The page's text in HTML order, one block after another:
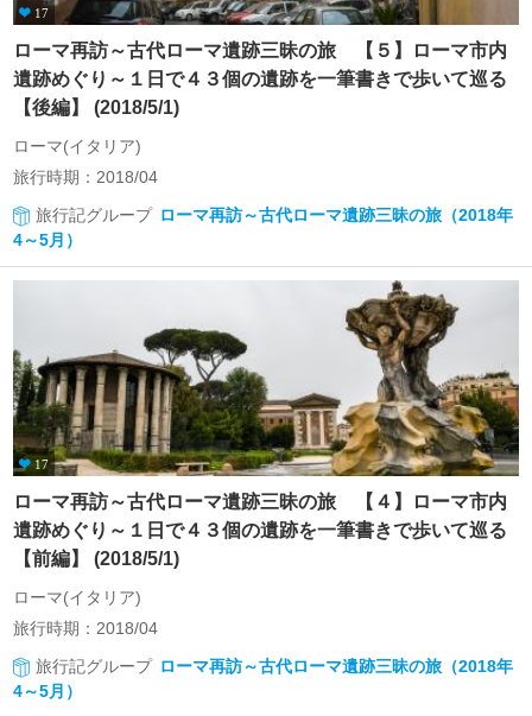
17
ローマ再訪～古代ローマ遺跡三昧の旅 【５】ローマ市内
遺跡めぐり～１日で４３個の遺跡を一筆書きで歩いて巡る
【後編】 (2018/5/1)
ローマ(イタリア)
旅行時期：2018/04
旅行記グループ ローマ再訪～古代ローマ遺跡三昧の旅（2018年
4～5月）
17
ローマ再訪～古代ローマ遺跡三昧の旅 【４】ローマ市内
遺跡めぐり～１日で４３個の遺跡を一筆書きで歩いて巡る
【前編】 (2018/5/1)
ローマ(イタリア)
旅行時期：2018/04
旅行記グループ ローマ再訪～古代ローマ遺跡三昧の旅（2018年
4～5月）